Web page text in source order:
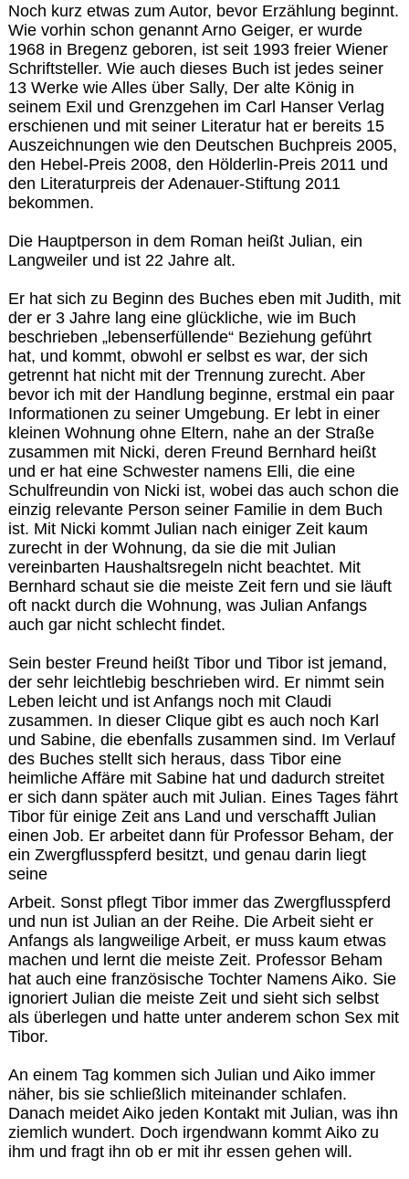
Noch kurz etwas zum Autor, bevor Erzählung beginnt.
Wie vorhin schon genannt Arno Geiger, er wurde
1968 in Bregenz geboren, ist seit 1993 freier Wiener
Schriftsteller. Wie auch dieses Buch ist jedes seiner
13 Werke wie Alles über Sally, Der alte König in
seinem Exil und Grenzgehen im Carl Hanser Verlag
erschienen und mit seiner Literatur hat er bereits 15
Auszeichnungen wie den Deutschen Buchpreis 2005,
den Hebel-Preis 2008, den Hölderlin-Preis 2011 und
den Literaturpreis der Adenauer-Stiftung 2011
bekommen.
Die Hauptperson in dem Roman heißt Julian, ein
Langweiler und ist 22 Jahre alt.
Er hat sich zu Beginn des Buches eben mit Judith, mit
der er 3 Jahre lang eine glückliche, wie im Buch
beschrieben „lebenserfüllende“ Beziehung geführt
hat, und kommt, obwohl er selbst es war, der sich
getrennt hat nicht mit der Trennung zurecht. Aber
bevor ich mit der Handlung beginne, erstmal ein paar
Informationen zu seiner Umgebung. Er lebt in einer
kleinen Wohnung ohne Eltern, nahe an der Straße
zusammen mit Nicki, deren Freund Bernhard heißt
und er hat eine Schwester namens Elli, die eine
Schulfreundin von Nicki ist, wobei das auch schon die
einzig relevante Person seiner Familie in dem Buch
ist. Mit Nicki kommt Julian nach einiger Zeit kaum
zurecht in der Wohnung, da sie die mit Julian
vereinbarten Haushaltsregeln nicht beachtet. Mit
Bernhard schaut sie die meiste Zeit fern und sie läuft
oft nackt durch die Wohnung, was Julian Anfangs
auch gar nicht schlecht findet.
Sein bester Freund heißt Tibor und Tibor ist jemand,
der sehr leichtlebig beschrieben wird. Er nimmt sein
Leben leicht und ist Anfangs noch mit Claudi
zusammen. In dieser Clique gibt es auch noch Karl
und Sabine, die ebenfalls zusammen sind. Im Verlauf
des Buches stellt sich heraus, dass Tibor eine
heimliche Affäre mit Sabine hat und dadurch streitet
er sich dann später auch mit Julian. Eines Tages fährt
Tibor für einige Zeit ans Land und verschafft Julian
einen Job. Er arbeitet dann für Professor Beham, der
ein Zwergflusspferd besitzt, und genau darin liegt
seine
Arbeit. Sonst pflegt Tibor immer das Zwergflusspferd
und nun ist Julian an der Reihe. Die Arbeit sieht er
Anfangs als langweilige Arbeit, er muss kaum etwas
machen und lernt die meiste Zeit. Professor Beham
hat auch eine französische Tochter Namens Aiko. Sie
ignoriert Julian die meiste Zeit und sieht sich selbst
als überlegen und hatte unter anderem schon Sex mit
Tibor.
An einem Tag kommen sich Julian und Aiko immer
näher, bis sie schließlich miteinander schlafen.
Danach meidet Aiko jeden Kontakt mit Julian, was ihn
ziemlich wundert. Doch irgendwann kommt Aiko zu
ihm und fragt ihn ob er mit ihr essen gehen will.